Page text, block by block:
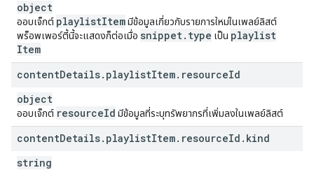
object
ออบเจ็กต์ playlistItemมีข้อมูลเกี่ยวกับรายการใหม่ในเพลย์ลิสต์
พร็อพเพอร์ตี้นี้จะแสดงก็ต่อเมื่อ snippet. type เป็น playlist
Item
contentDetails. playlistItem. resourceId
object
ออบเจ็กต์ resourceId มีข้อมูลที่ระบุทรัพยากรที่เพิ่มลงในเพลย์ลิสต์
contentDetails. playlistItem. resourceId . kind
string